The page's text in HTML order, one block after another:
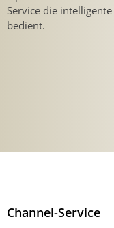
Service die
bedient.
Channel-Service